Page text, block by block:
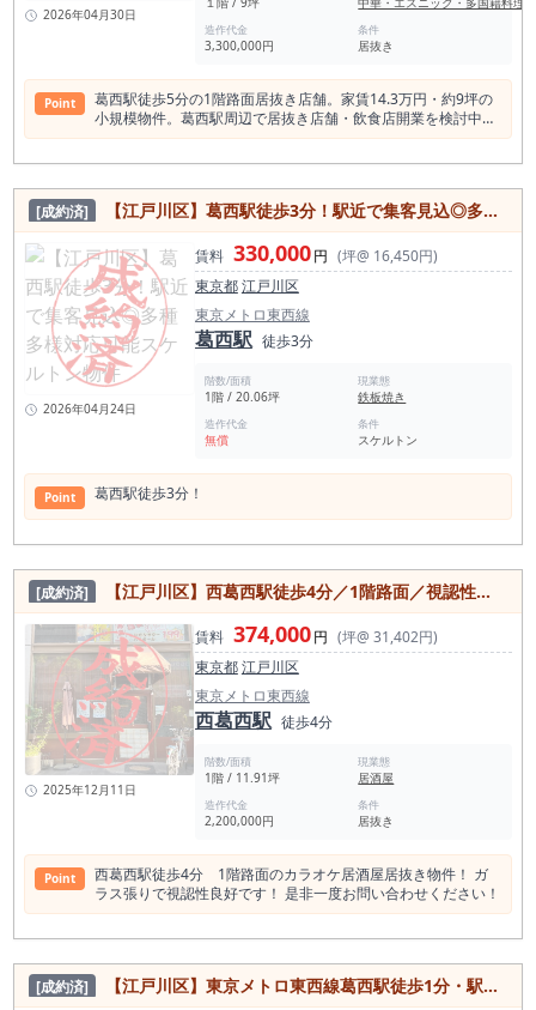
条件としてはバランス良好 駅徒歩2分・1階路面・約26坪とい
う条件で、 賃料は39.6万円（税込）。 坪単価ベースで見て
も、過度な負担になりにくく、 ・売上に対する家賃比率をコン
トロールしやすい ・利益設計を組みやすい という点で、現実
的な水準です。 立地と広さを考慮すると、バランスの取れた賃
料設定です。 ■ 総評｜「立地×サイズ×業態」のバランスが取れ
た出店向け物件 本物件は、 ・葛西駅徒歩2分 ・1階路面 ・約
っかり売上を作りながら、安定的に運営したい」 という方にと
っては、検討に値する内容です。 この物件のように、 ・駅近
・路面 ・適正サイズ ・特定業態の居抜き が揃うケースは、常
に出てくるわけではありません。 特に今回のような 「競合が
多すぎない業態 × 駅近立地」 は、タイミング次第で早期に動
く傾向があります。 そしてこういった物件は、 👉 検討してい
る人ではなく、動いた人から決まります。 少しでも ・葛西で
出店したい ・韓国料理で勝負したい ・駅近路面で勝負したい
と考えているのであれば、 まずは一度、現地をご確認くださ
い。 図面や写真では分からない「導線」「人の流れ」「立地の
強さ」は、現地でしか判断できません。 内見は無料です。 こ
の一歩で出店判断が大きく進むケースは多くあります。 👉 こ
の物件が残っているうちに、まずはお問い合わせください。
ですが、看板を複数設置できるため、 通行人からの視認性が確
保しやすいのが大きなポイント。 駅前導線からの視線も入りや
すく、 実際にストリートビューでも確認できるように、 周辺
16.6坪。 小箱すぎず、大型すぎないため ・中華料理店 ・中華
居酒屋 ・町中華 ・バル ・居酒屋 ・多国籍料理 ・アジア料理
など、幅広い飲食業態に対応可能なサイズ感です。 江戸川区の
居抜き物件の中でも、 駅徒歩1分の飲食店居抜きは非常に希少
です。 葛西駅徒歩1分という立地は、 江戸川区の居抜き物件の
中でも非常に希少性◎な駅近店舗です。 特に葛西駅周辺は、
東京メトロ東西線の主要駅として 1日約10万人近い乗降客が利
用する飲食需要の高いエリア。 駅前には飲食店が集積してお
り、 新規開業でも集客導線を作りやすい環境が整っています。
今回の物件は、 ・葛西駅徒歩1分 ・駅前商業エリア ・角地で
視認性良好 ・看板設置可能 ・約16坪の飲食店向けサイズ とい
う、 江戸川区の居抜き物件の中でも条件の整った店舗です。
実際に 「江戸川区 居抜き物件」 「葛西 居抜き物件」 「葛西
飲食店 居抜き」 といった検索でも人気の高いエリアのため、
このような立地条件の物件は早期に決まるケースが多い傾向が
あります。 江戸川区で飲食店居抜き物件をお探しの方、 葛西
エリアで飲食店開業を検討されている方は、 ぜひ一度現地をご
確認ください。 お問い合わせ・内見予約は随時受け付けており
2026年04月30日
造作代金
3,300,000円
条件
居抜き
Point
葛西駅徒歩5分の1階路面居抜き店舗。家賃14.3万円・約9坪の
小規模物件。葛西駅周辺で居抜き店舗・飲食店開業を検討中の
方におすすめ。 東京メトロ東西線「葛西駅」徒歩5分、1階路
300件の飲食店が集積するエリアです。 駅前一等地は競争も激
しく、賃料も高水準。 本物件は駅徒歩5分ながら、住宅エリア
に入り始めるポジション。 駅前型の瞬間集客ではなく、生活導
線上での“常連型営業”に向いた立地です。 葛西駅居抜き物件を
探している方の中でも、 ・家賃15万円未満で抑えたい ・9坪前
後の小規模店舗で始めたい ・固定費を抑えて堅実に開業したい
という方にフィットします。 現在の葛西駅周辺では、 「徒歩5
分以内×1階路面×家賃15万円未満」の条件が揃う居抜き店舗は
多くありません。 多国籍・カレー・エスニックなどの前業態実
績がありますが、 用途は必ずしも限定されません（業態相
談）。 大箱で勝負する立地ではなく、 小箱で堅実に積み上げ
る出店戦略向き。 葛西駅で居抜き店舗をお探しの方、 葛西駅
周辺で飲食店開業を検討中の方は、 まずは一度現地をご確認く
とって、 この価格帯は検討材料になるはずです。 葛西駅で居
抜き店舗を探している方、 葛西駅徒歩5分以内で飲食店開業を
検討している方にとって、 「1階路面」「家賃15万円未満」
「約9坪」という条件が揃う物件は限られます。 葛西駅居抜
まずは現地をご確認ください。 お問い合わせお待ちしておりま
す。 葛西駅で居抜き店舗を探している方にとって、 「徒歩5
分」「1階路面」「家賃15万円未満」という条件は希少性◎で
す。 葛西駅居抜き、葛西駅飲食店開業を本気で検討している方
は、 この条件が揃う今のうちに、ぜひ現地をご確認ください。
[成約済] 【江戸川区】葛西駅徒歩3分！駅近で集客見込◎多種多様対応可能スケルトン物件
2026年04月24日
賃料 330,000円 (坪@ 16,450円)
東京都江戸川区
東京メトロ東西線
葛西駅 徒歩3分
階数/面積
1階 / 20.06坪
現業態
鉄板焼き
造作代金
無償
条件
スケルトン
Point 葛西駅徒歩3分！
[成約済] 【江戸川区】西葛西駅徒歩4分／1階路面／視認性良好／カラオケ居酒屋／居抜き物件／約11.91坪
2025年12月11日
賃料 374,000円 (坪@ 31,402円)
東京都江戸川区
東京メトロ東西線
西葛西駅 徒歩4分
階数/面積
1階 / 11.91坪
現業態
居酒屋
造作代金
2,200,000円
条件
居抜き
Point
西葛西駅徒歩4分 1階路面のカラオケ居酒屋居抜き物件！ ガ
ラス張りで視認性良好です！ 是非一度お問い合わせください！
[成約済] 【江戸川区】東京メトロ東西線葛西駅徒歩1分・駅近・フリーレント1か月付き♪居酒屋・喫茶店歓迎居抜き物件